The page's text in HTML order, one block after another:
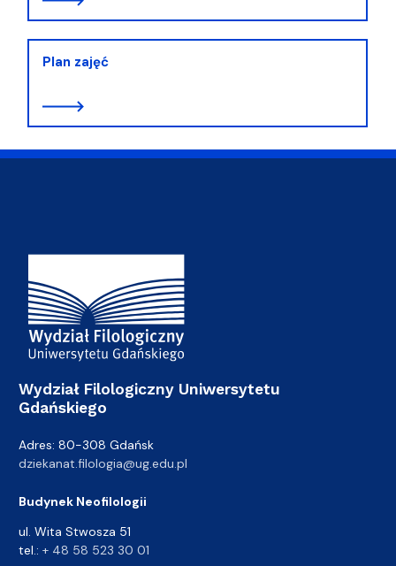
Plan zajęć
Adres Wydziału
Wydział Filologiczny Uniwersytetu
Gdańskiego
Adres: 80-308 Gdańsk
dziekanat.filologia@ug.edu.pl
Budynek Neofilologii
ul. Wita Stwosza 51
tel.: + 48 58 523 30 01